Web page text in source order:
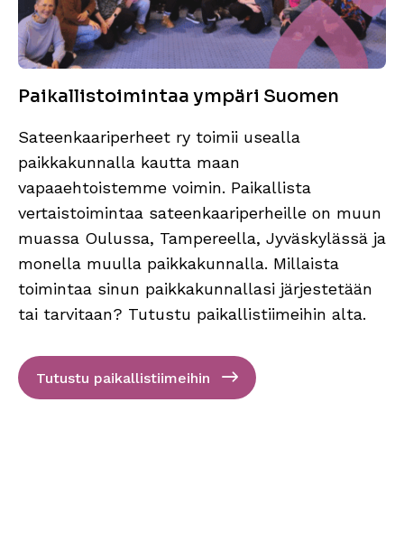
Paikallistoimintaa ympäri Suomen
Sateenkaariperheet ry toimii usealla
paikkakunnalla kautta maan
vapaaehtoistemme voimin. Paikallista
vertaistoimintaa sateenkaariperheille on muun
muassa Oulussa, Tampereella, Jyväskylässä ja
monella muulla paikkakunnalla. Millaista
toimintaa sinun paikkakunnallasi järjestetään
tai tarvitaan? Tutustu paikallistiimeihin alta.
Tutustu paikallistiimeihin